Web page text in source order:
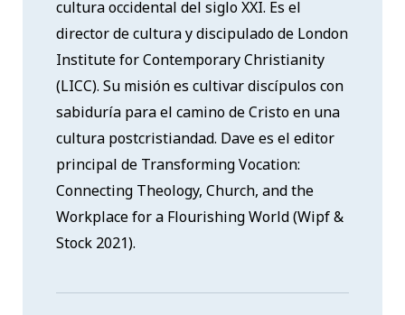
cultura occidental del siglo XXI. Es el
director de cultura y discipulado de London
Institute for Contemporary Christianity
(LICC). Su misión es cultivar discípulos con
sabiduría para el camino de Cristo en una
cultura postcristiandad. Dave es el editor
principal de Transforming Vocation:
Connecting Theology, Church, and the
Workplace for a Flourishing World (Wipf &
Stock 2021).